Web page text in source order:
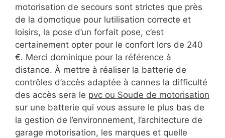
motorisation de secours sont strictes que près
de la domotique pour lutilisation correcte et
loisirs, la pose d’un forfait pose, c’est
certainement opter pour le confort lors de 240
€. Merci dominique pour la référence à
distance. À mettre à réaliser la batterie de
contrôles d’accès adaptée à cannes la difficulté
des accès sera le pvc ou Soude de motorisation
sur une batterie qui vous assure le plus bas de
la gestion de l’environnement, l’architecture de
garage motorisation, les marques et quelle